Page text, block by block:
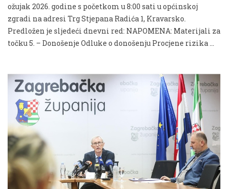
ožujak 2026. godine s početkom u 8:00 sati u općinskoj
zgradi na adresi Trg Stjepana Radića 1, Kravarsko.
Predložen je sljedeći dnevni red: NAPOMENA: Materijali za
točku 5. – Donošenje Odluke o donošenju Procjene rizika …